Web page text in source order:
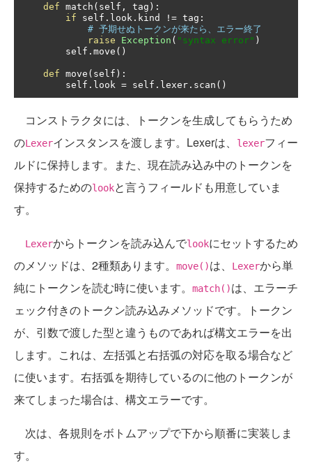
def match ( self , tag ):
if self . look . kind != tag :
# 予期せぬトークンが来たら、エラー終了
raise
Exception ( "syntax error" )
        self
. move ()
def move ( self ):
        self
. look = self . lexer . scan ()
コンストラクタには、トークンを生成してもらうため
のLexerインスタンスを渡します。Lexerは、 lexerフィー
ルドに保持します。また、現在読み込み中のトークンを
保持するためのlookと言うフィールドも用意していま
す。
Lexerからトークンを読み込んでlookにセットするため
のメソッドは、2種類あります。
move()は、 Lexerから単
純にトークンを読む時に使います。
match()は、エラーチ
ェック付きのトークン読み込みメソッドです。トークン
が、引数で渡した型と違うものであれば構文エラーを出
します。これは、左括弧と右括弧の対応を取る場合など
に使います。右括弧を期待しているのに他のトークンが
来てしまった場合は、構文エラーです。
次は、各規則をボトムアップで下から順番に実装しま
す。